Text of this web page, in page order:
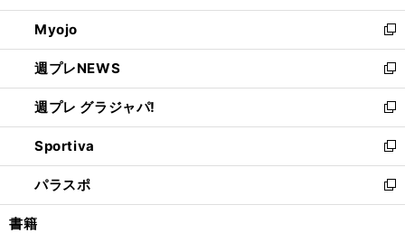
開
く
ウ
で
開
く
ン
ド
ウ
で
開
く
ウ
ィ
ン
ド
ウ
で
開
く
Myojo
新
し
い
ウ
ィ
ン
ド
ウ
で
開
週プレNEWS
新
し
い
ウ
ィ
ン
ド
ウ
週プレ グラジャパ!
新
し
い
ウ
ィ
ン
Sportiva
新
し
い
ウ
パラスポ
新
し
書籍